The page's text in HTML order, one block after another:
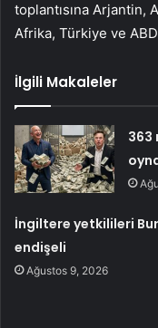
toplantısına Arjantin,
Afrika, Türkiye ve
İlgili Makaleler
363
İngiltere yetkilileri
endişeli
Ağustos 9, 2026